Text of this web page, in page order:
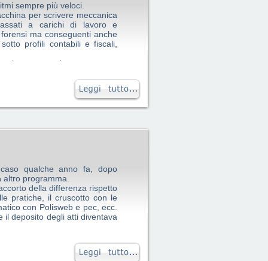
sempre più veloci.
per scrivere meccanica
a carichi di lavoro e
ma conseguenti anche
profili contabili e fiscali,
e così sono passato
giovane pioniere del
che Principe costituisce oggi
qualche anno fa, dopo
programma.
della differenza rispetto
pratiche, il cruscotto con le
con Polisweb e pec, ecc.
il deposito degli atti diventava
questo programma
affermare che, per la